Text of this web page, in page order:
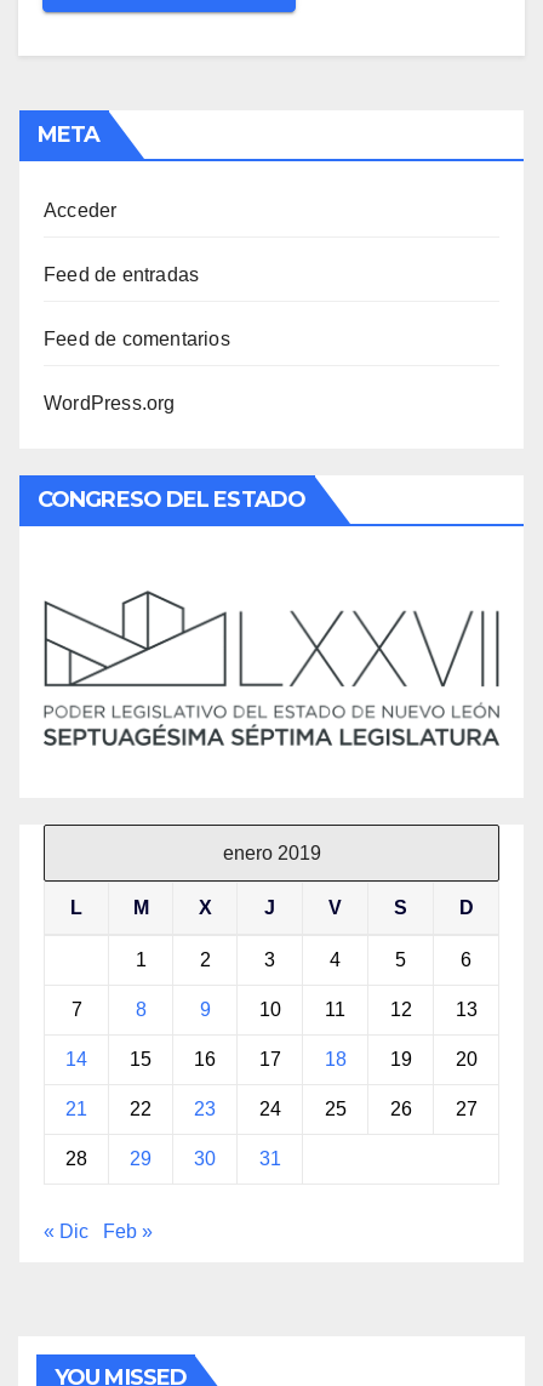
META
Acceder
Feed de entradas
Feed de comentarios
WordPress.org
CONGRESO DEL ESTADO
enero 2019
L M X J V S D
1 2 3 4 5 6
7 8 9 10 11 12 13
14 15 16 17 18 19 20
21 22 23 24 25 26 27
28 29 30 31
« Dic Feb »
YOU MISSED